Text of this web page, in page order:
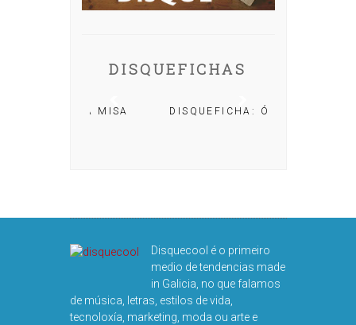
DISQUEFICHAS
DISQUEFICHA: ÓLÖF